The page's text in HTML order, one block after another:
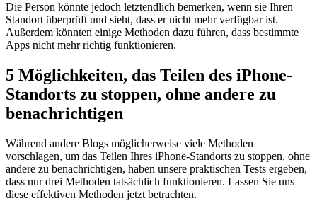
Die Person könnte jedoch letztendlich bemerken, wenn sie Ihren
Standort überprüft und sieht, dass er nicht mehr verfügbar ist.
Außerdem könnten einige Methoden dazu führen, dass bestimmte
Apps nicht mehr richtig funktionieren.
5 Möglichkeiten, das Teilen des iPhone-
Standorts zu stoppen, ohne andere zu
benachrichtigen
Während andere Blogs möglicherweise viele Methoden
vorschlagen, um das Teilen Ihres iPhone-Standorts zu stoppen, ohne
andere zu benachrichtigen, haben unsere praktischen Tests ergeben,
dass nur drei Methoden tatsächlich funktionieren. Lassen Sie uns
diese effektiven Methoden jetzt betrachten.